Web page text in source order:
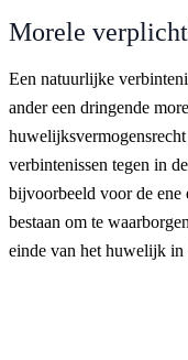
Morele
Een natuurlijke
ander een dringende
verbintenissen tegen in
bijvoorbeeld voor de ene
bestaan om te
einde van het huwelijk